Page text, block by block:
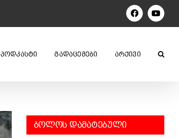
Facebook
ᲞᲝᲓᲙᲐᲡᲢᲘ ᲒᲐᲓᲐᲪᲔᲛᲔᲑᲘ ᲐᲠᲥᲘᲕᲘ
ᲑᲝᲚᲝᲡ ᲓᲐᲛᲐᲢᲔᲑᲣᲚᲘ